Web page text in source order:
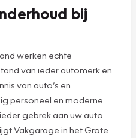
bij
werken echte
van ieder automerk en
van auto’s en
personeel en moderne
gebrek aan uw auto
Vakgarage in het Grote